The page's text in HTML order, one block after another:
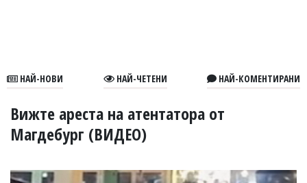
В
УКРАЙНА
РАЗСЛЕДВАНЕ
НАЙ-НОВИ НАЙ-ЧЕТЕНИ НАЙ-КОМЕНТИРАНИ
Вижте ареста на атентатора от
Магдебург (ВИДЕО)